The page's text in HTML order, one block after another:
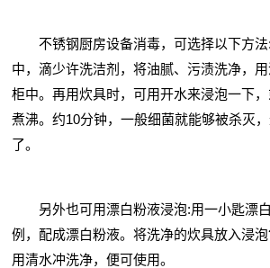
不锈钢厨房设备消毒，可选择以下方法
中，滴少许洗洁剂，将油腻、污渍洗净，
柜中。再用炊具时，可用开水来浸泡一下
煮沸。约10分钟，一般细菌就能够被杀灭
了。
另外也可用漂白粉液浸泡:用一小匙漂
例，配成漂白粉液。将洗净的炊具放入浸泡
用清水冲洗净，便可使用。